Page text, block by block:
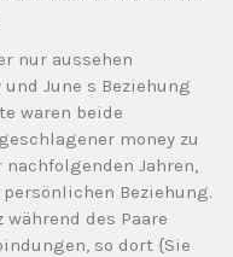
nur aussehen
June s Beziehung
waren beide
money zu
Jahren,
Beziehung.
des Paare
so dort {Sie